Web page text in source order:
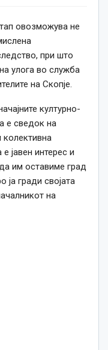
овозможува не
при што
улога во служба
на Скопје.
културно-
е сведок на
колективна
јавен интерес и
им оставиме град
ја гради својата
на